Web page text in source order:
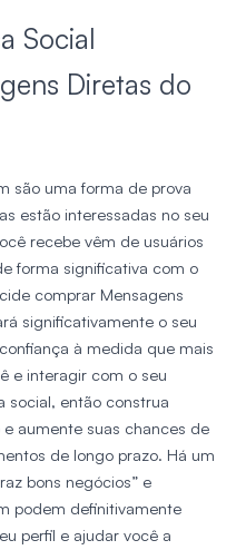
Social
Diretas do
são uma forma de prova
estão interessadas no seu
recebe vêm de usuários
forma significativa com o
comprar Mensagens
significativamente o seu
à medida que mais
e interagir com o seu
social, então construa
aumente suas chances de
de longo prazo. Há um
bons negócios” e
podem definitivamente
perfil e ajudar você a